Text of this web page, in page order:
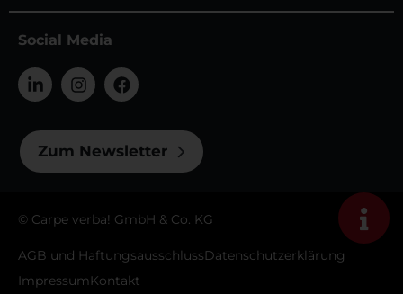
Social Media
Zum Newsletter
© Carpe verba! GmbH & Co. KG
AGB und HaftungsausschlussDatenschutzerklärung
ImpressumKontakt